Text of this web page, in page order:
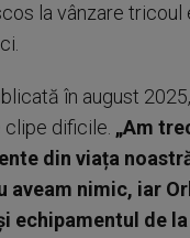
la vânzare tricoul
în august
dificile. „Am
din viața
aveam nimic, iar
echipamentul de